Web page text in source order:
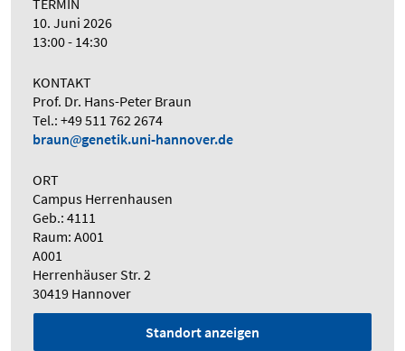
TERMIN
10. Juni 2026
13:00 - 14:30
KONTAKT
Prof. Dr. Hans-Peter Braun
Tel.: +49 511 762 2674
braun
genetik.uni-hannover.de
ORT
Campus Herrenhausen
Geb.: 4111
Raum: A001
A001
Herrenhäuser Str. 2
30419 Hannover
Standort anzeigen